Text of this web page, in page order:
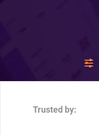
Trusted by: